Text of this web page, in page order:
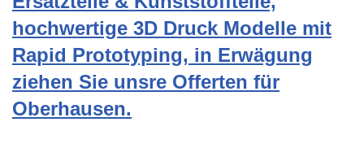
hochwertige 3D Druck Modelle mit
Rapid Prototyping, in Erwägung
ziehen Sie unsre Offerten für
Oberhausen.